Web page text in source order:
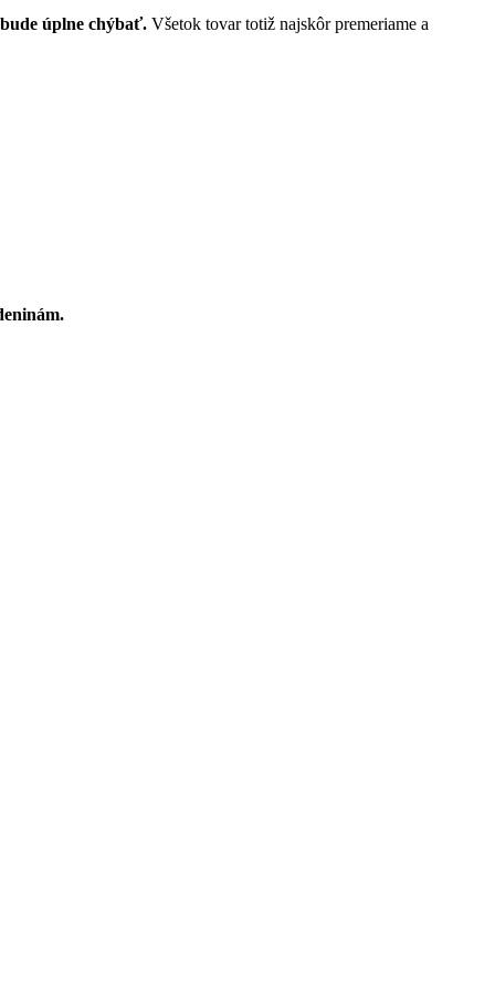
úplne chýbať. Všetok tovar totiž najskôr premeriame a